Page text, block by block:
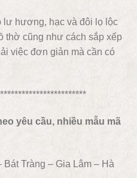
lư hương, hạc và đôi lọ lộc
thờ cũng như cách sắp xếp
việc đơn giản mà cần có
yêu cầu, nhiều mẫu mã
Tràng – Gia Lâm – Hà